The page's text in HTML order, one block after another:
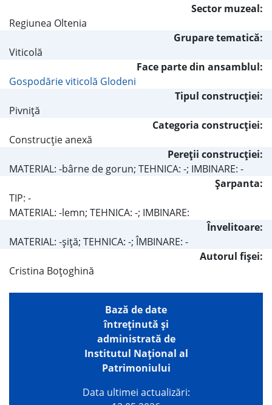
Sector muzeal:
Regiunea Oltenia
Grupare tematică:
Viticolă
Face parte din ansamblul:
Gospodărie viticolă Glodeni
Tipul construcţiei:
Pivniţă
Categoria construcţiei:
Construcţie anexă
Pereţii construcţiei:
MATERIAL: -bârne de gorun; TEHNICA: -; IMBINARE: -
Şarpanta:
TIP: -
MATERIAL: -lemn; TEHNICA: -; IMBINARE:
Învelitoare:
MATERIAL: -şiţă; TEHNICA: -; ÎMBINARE: -
Autorul fişei:
Cristina Boţoghină
Bază de date
întreţinută şi
administrată de
Institutul Național al
Patrimoniului
Data ultimei actualizări: